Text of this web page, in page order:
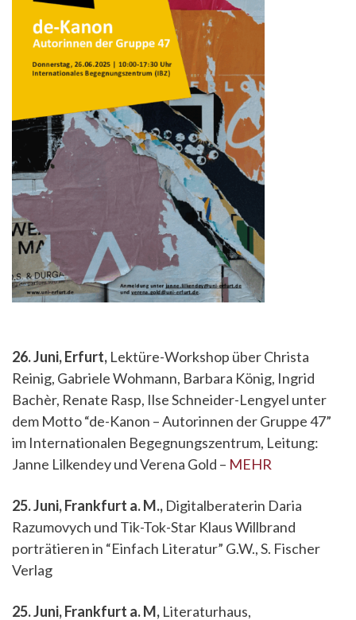
26. Juni, Erfurt, Lektüre-Workshop über Christa
Reinig, Gabriele Wohmann, Barbara König, Ingrid
Bachèr, Renate Rasp, Ilse Schneider-Lengyel unter
dem Motto “de-Kanon – Autorinnen der Gruppe 47”
im Internationalen Begegnungszentrum, Leitung:
Janne Lilkendey und Verena Gold – MEHR
25. Juni, Frankfurt a. M., Digitalberaterin Daria
Razumovych und Tik-Tok-Star Klaus Willbrand
porträtieren in “Einfach Literatur” G.W., S. Fischer
Verlag
25. Juni, Frankfurt a. M, Literaturhaus,